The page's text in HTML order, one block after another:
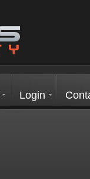
Login